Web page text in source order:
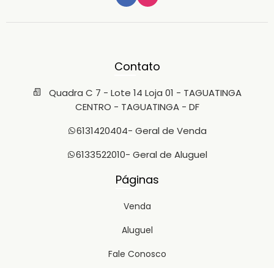
Contato
Quadra C 7 - Lote 14 Loja 01 - TAGUATINGA
CENTRO - TAGUATINGA - DF
6131420404- Geral de Venda
6133522010- Geral de Aluguel
Páginas
Venda
Aluguel
Fale Conosco